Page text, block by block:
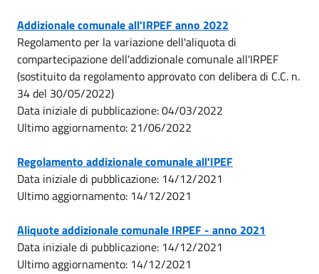
Addizionale comunale all'IRPEF anno 2022
Regolamento per la variazione dell'aliquota di
compartecipazione dell'addizionale comunale all'IRPEF
(sostituito da regolamento approvato con delibera di C.C. n.
34 del 30/05/2022)
Data iniziale di pubblicazione: 04/03/2022
Ultimo aggiornamento: 21/06/2022
Regolamento addizionale comunale all'IPEF
Data iniziale di pubblicazione: 14/12/2021
Ultimo aggiornamento: 14/12/2021
Aliquote addizionale comunale IRPEF - anno 2021
Data iniziale di pubblicazione: 14/12/2021
Ultimo aggiornamento: 14/12/2021